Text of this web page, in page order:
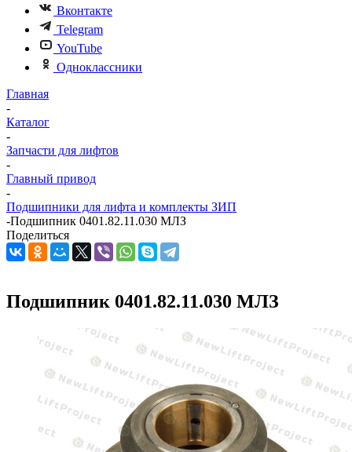
Вконтакте
Telegram
YouTube
Одноклассники
Главная
-
Каталог
-
Запчасти для лифтов
-
Главный привод
-
Подшипники для лифта и комплекты ЗИП
-Подшипник 0401.82.11.030 МЛЗ
Поделиться
Подшипник 0401.82.11.030 МЛЗ